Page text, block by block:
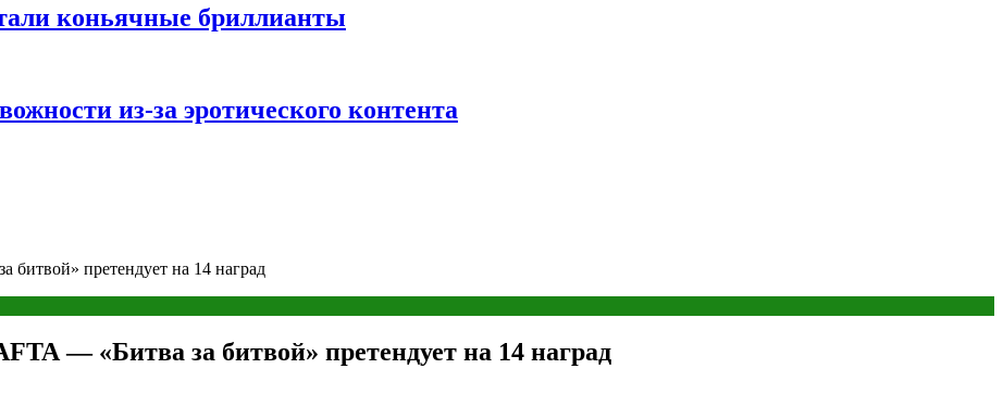
коньячные бриллианты
из-за эротического контента
претендует на 14 наград
— «Битва за битвой» претендует на 14 наград